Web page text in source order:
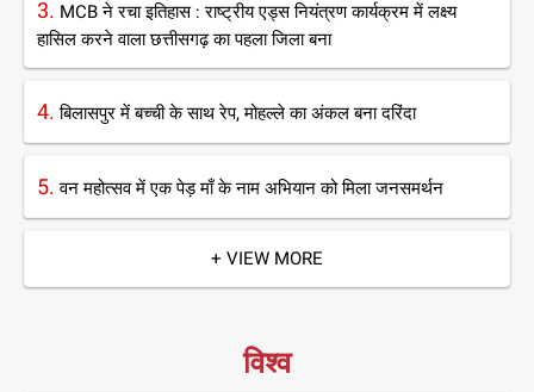
3. MCB ने रचा इतिहास : राष्ट्रीय एड्स नियंत्रण कार्यक्रम में लक्ष्य
हासिल करने वाला छत्तीसगढ़ का पहला जिला बना
4.बिलासपुर में बच्ची के साथ रेप, मोहल्ले का अंकल बना दरिंदा
5.वन महोत्सव में एक पेड़ माँ के नाम अभियान को मिला जनसमर्थन
+ VIEW MORE
विश्व